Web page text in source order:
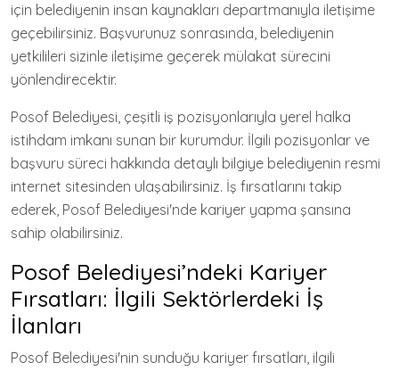
için belediyenin insan kaynakları departmanıyla iletişime
geçebilirsiniz. Başvurunuz sonrasında, belediyenin
yetkilileri sizinle iletişime geçerek mülakat sürecini
yönlendirecektir.
Posof Belediyesi, çeşitli iş pozisyonlarıyla yerel halka
istihdam imkanı sunan bir kurumdur. İlgili pozisyonlar ve
başvuru süreci hakkında detaylı bilgiye belediyenin resmi
internet sitesinden ulaşabilirsiniz. İş fırsatlarını takip
ederek, Posof Belediyesi'nde kariyer yapma şansına
sahip olabilirsiniz.
Posof Belediyesi’ndeki Kariyer
Fırsatları: İlgili Sektörlerdeki İş
İlanları
Posof Belediyesi'nin sunduğu kariyer fırsatları, ilgili